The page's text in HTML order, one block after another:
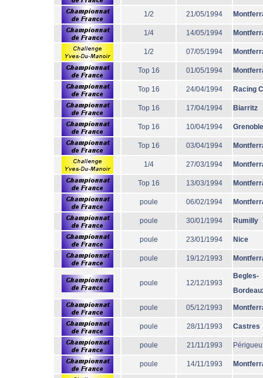
1/2 21/05/1994
1/4 14/05/1994
1/2 07/05/1994
Top 16 01/05/1994
Top 16 24/04/1994 Racing
Top 16 17/04/1994 Biarritz
Top 16 10/04/1994 Grenoble
Top 16 03/04/1994
1/4 27/03/1994
Top 16 13/03/1994
poule 06/02/1994
poule 30/01/1994 Rumilly
poule 23/01/1994 Nice
poule 19/12/1993
poule 12/12/1993
Begles-
poule 05/12/1993
poule 28/11/1993 Castres
poule 21/11/1993
poule 14/11/1993